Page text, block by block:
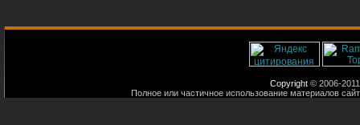
Copyright © 2006-
Полное или частичное использование материалов